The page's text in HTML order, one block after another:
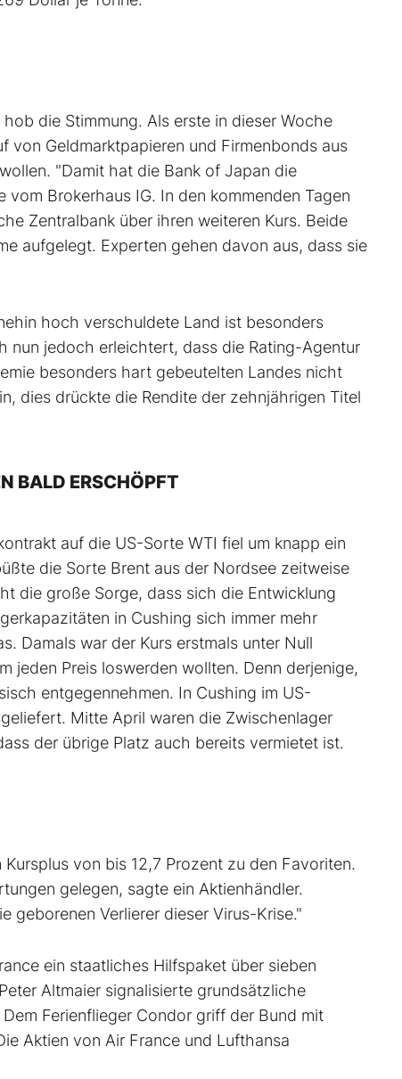
die Stimmung. Als erste in dieser Woche
von Geldmarktpapieren und Firmenbonds aus
"Damit hat die Bank of Japan die
Brokerhaus IG. In den kommenden Tagen
Zentralbank über ihren weiteren Kurs. Beide
aufgelegt. Experten gehen davon aus, dass sie
hoch verschuldete Land ist besonders
nun jedoch erleichtert, dass die Rating-Agentur
besonders hart gebeutelten Landes nicht
dies drückte die Rendite der zehnjährigen Titel
BALD ERSCHÖPFT
auf die US-Sorte WTI fiel um knapp ein
die Sorte Brent aus der Nordsee zeitweise
die große Sorge, dass sich die Entwicklung
in Cushing sich immer mehr
Damals war der Kurs erstmals unter Null
jeden Preis loswerden wollten. Denn derjenige,
entgegennehmen. In Cushing im US-
Mitte April waren die Zwischenlager
der übrige Platz auch bereits vermietet ist.
von bis 12,7 Prozent zu den Favoriten.
gelegen, sagte ein Aktienhändler.
geborenen Verlierer dieser Virus-Krise."
ein staatliches Hilfspaket über sieben
Altmaier signalisierte grundsätzliche
Ferienflieger Condor griff der Bund mit
Aktien von Air France und Lufthansa